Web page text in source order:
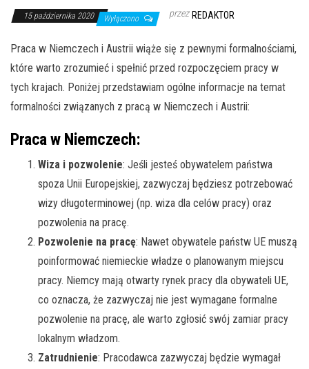
15 października 2020 Wyłączono przez REDAKTOR
Praca w Niemczech i Austrii wiąże się z pewnymi formalnościami,
które warto zrozumieć i spełnić przed rozpoczęciem pracy w
tych krajach. Poniżej przedstawiam ogólne informacje na temat
formalności związanych z pracą w Niemczech i Austrii:
Praca w Niemczech:
Wiza i pozwolenie: Jeśli jesteś obywatelem państwa
spoza Unii Europejskiej, zazwyczaj będziesz potrzebować
wizy długoterminowej (np. wiza dla celów pracy) oraz
pozwolenia na pracę.
Pozwolenie na pracę: Nawet obywatele państw UE muszą
poinformować niemieckie władze o planowanym miejscu
pracy. Niemcy mają otwarty rynek pracy dla obywateli UE,
co oznacza, że zazwyczaj nie jest wymagane formalne
pozwolenie na pracę, ale warto zgłosić swój zamiar pracy
lokalnym władzom.
Zatrudnienie: Pracodawca zazwyczaj będzie wymagał